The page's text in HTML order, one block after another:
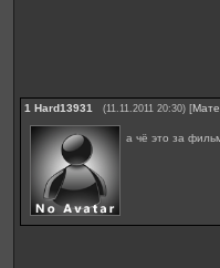
1 Hard13931 (11.11.2011 20:30) [
а чё это за